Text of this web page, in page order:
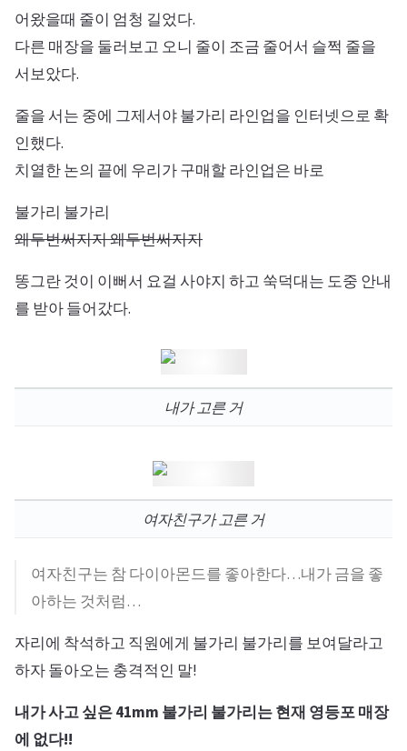
어왔을때 줄이 엄청 길었다.
다른 매장을 둘러보고 오니 줄이 조금 줄어서 슬쩍 줄을
서보았다.
줄을 서는 중에 그제서야 불가리 라인업을 인터넷으로 확
인했다.
치열한 논의 끝에 우리가 구매할 라인업은 바로
불가리 불가리
왜두번써지지 왜두번써지지
똥그란 것이 이뻐서 요걸 사야지 하고 쑥덕대는 도중 안내
를 받아 들어갔다.
내가 고른 거
여자친구가 고른 거
여자친구는 참 다이아몬드를 좋아한다…내가 금을 좋
아하는 것처럼…
자리에 착석하고 직원에게 불가리 불가리를 보여달라고
하자 돌아오는 충격적인 말!
내가 사고 싶은 41mm 불가리 불가리는 현재 영등포 매장
에 없다!!